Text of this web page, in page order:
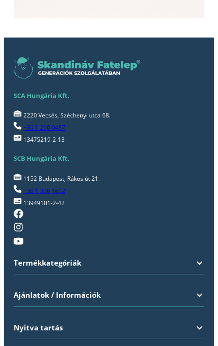
SCA Hungária Kft.
2220 Vecsés, Széchenyi utca 68.
+36 1 290 0487
13475219-2-13
SCB Hungária Kft.
1152 Budapest, Rákos út 21.
+36 1 306 1652
13949101-2-42
Termékkategóriák
Ajánlatok / Információk
Nyitva tartás